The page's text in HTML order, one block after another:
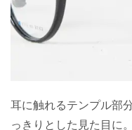
耳に触れるテンプル部
っきりとした見た目に。